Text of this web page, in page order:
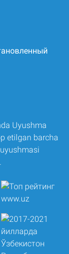
Uyushma
etilgan barcha